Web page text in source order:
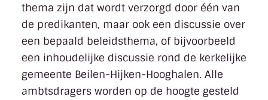
thema zijn dat wordt verzorgd door één van
de predikanten, maar ook een discussie over
een bepaald beleidsthema, of bijvoorbeeld
een inhoudelijke discussie rond de kerkelijke
gemeente Beilen-Hijken-Hooghalen. Alle
ambtsdragers worden op de hoogte gesteld